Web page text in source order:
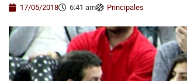
17/05/2018 6:41 am Principales